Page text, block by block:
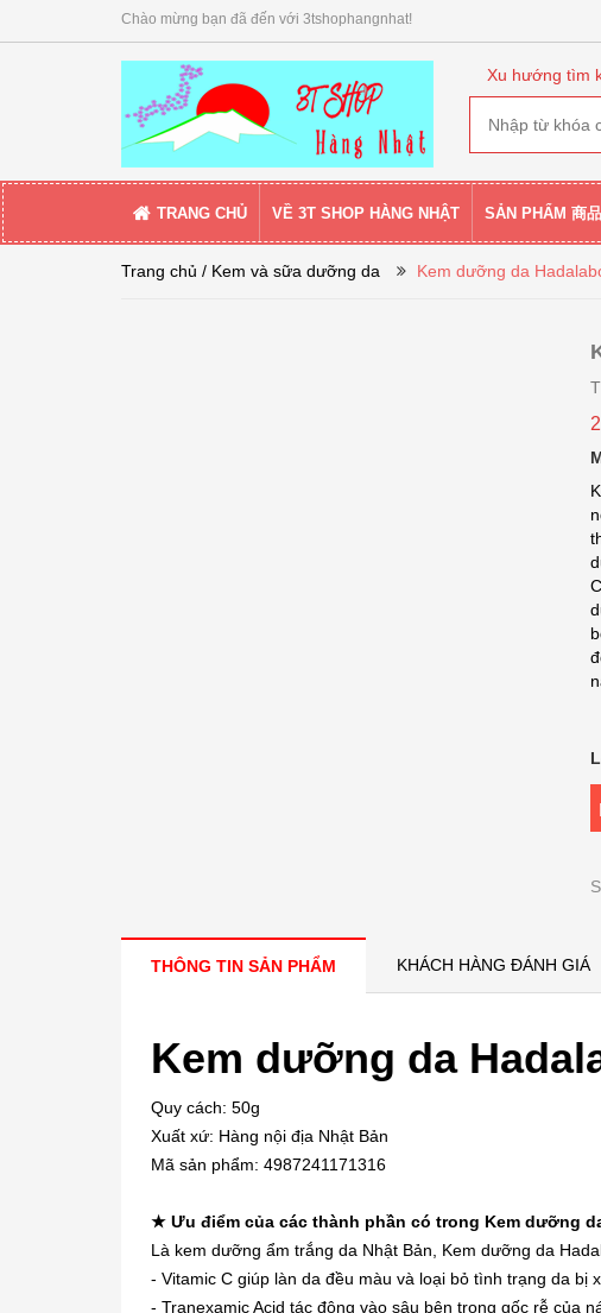
Chào mừng bạn đã đến với 3tshophangnhat!
Xu hướng tìm
TRANG CHỦ VỀ 3T SHOP HÀNG NHẬT SẢN PHẨM 商品
Trang chủ / Kem và sữa dưỡng da Kem dưỡng da
THÔNG TIN SẢN PHẨM KHÁCH HÀNG ĐÁNH GIÁ
Kem dưỡng da
Quy cách: 50g
Xuất xứ: Hàng nội địa Nhật Bản
Mã sản phẩm: 4987241171316
★ Ưu điểm của các thành phần có trong Kem dưỡng
Là kem dưỡng ẩm trắng da Nhật Bản, Kem dưỡng da
- Vitamic C giúp làn da đều màu và loại bỏ tình trạng da bị
- Tranexamic Acid tác động vào sâu bên trong gốc rễ của